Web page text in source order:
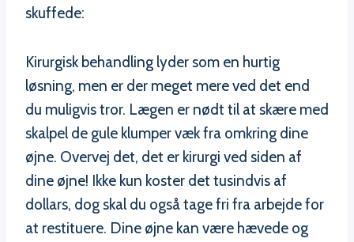
skuffede:
Kirurgisk behandling lyder som en hurtig
løsning, men er der meget mere ved det end
du muligvis tror. Lægen er nødt til at skære med
skalpel de gule klumper væk fra omkring dine
øjne. Overvej det, det er kirurgi ved siden af
dine øjne! Ikke kun koster det tusindvis af
dollars, dog skal du også tage fri fra arbejde for
at restituere. Dine øjne kan være hævede og